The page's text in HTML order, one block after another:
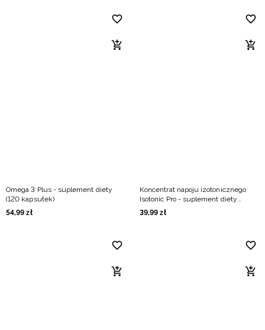
Omega 3 Plus - suplement diety
(120 kapsułek)
54,99 zł
Koncentrat napoju izotonicznego
Isotonic Pro - suplement diety
(700g) owoce tropikalne
39,99 zł